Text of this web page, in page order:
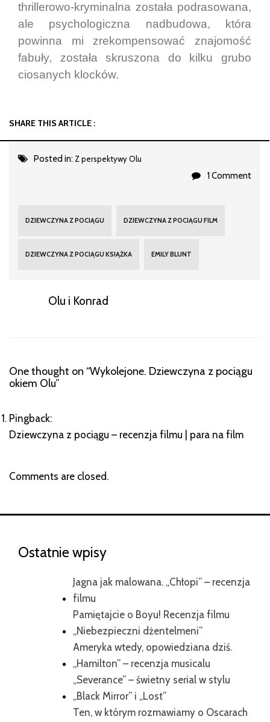
thrillerowo-kryminalna została podrasowana,
ale psychologiczna nadbudowa, która
powinna mi zrekompensować znajomość
fabuły, została skruszona do kilku grubo
ciosanych klocków.
SHARE THIS ARTICLE :
Posted in: Z perspektywy Olu
1 Comment
DZIEWCZYNA Z POCIĄGU DZIEWCZYNA Z POCIĄGU FILM
DZIEWCZYNA Z POCIĄGU KSIĄŻKA EMILY BLUNT
Olu i Konrad
One thought on “Wykolejone. Dziewczyna z pociągu
okiem Olu”
Pingback:
Dziewczyna z pociągu – recenzja filmu | para na film
Comments are closed.
Ostatnie wpisy
Jagna jak malowana. „Chłopi” – recenzja
filmu
Pamiętajcie o Boyu! Recenzja filmu
„Niebezpieczni dżentelmeni”
Ameryka wtedy, opowiedziana dziś.
„Hamilton” – recenzja musicalu
„Severance” – świetny serial w stylu
„Black Mirror” i „Lost”
Ten, w którym rozmawiamy o Oscarach